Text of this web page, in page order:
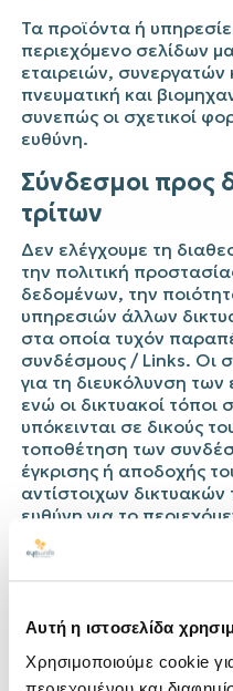
Αυτή η ιστοσελίδα
Χρησιμοποιούμε cookie
Τα προϊόντα ή
περιεχόμενο σελίδων
εταιρειών, συνεργατών
πνευματική και
συνεπώς οι σχετικοί
ευθύνη.
Σύνδεσμοι προς
τρίτων
Δεν ελέγχουμε τη
την πολιτική
δεδομένων, την
υπηρεσιών άλλων
στα οποία τυχόν
συνδέσμους / Links. Οι
για τη διευκόλυνση
ενώ οι δικτυακοί
υπόκεινται σε δικούς
τοποθέτηση των
έγκρισης ή αποδοχής
αντίστοιχων
ευθύνη για το
τους.
Εάν οι όροι χρήσης
χρήστη, η πλοήγηση
πρέπει να
Για την πληροφόρηση